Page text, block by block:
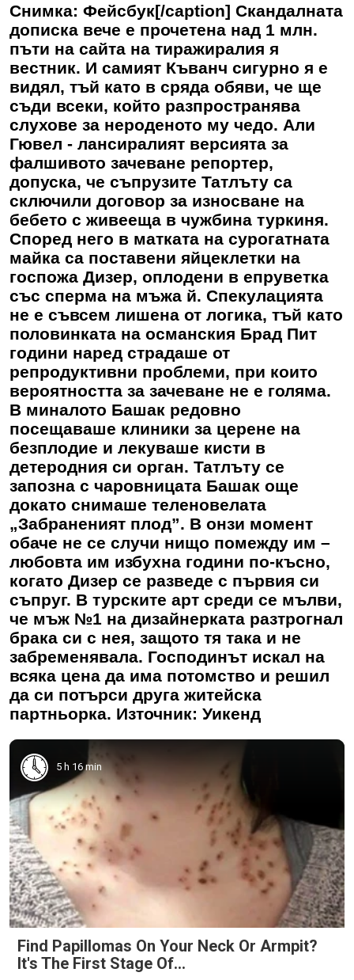
Снимка: Фейсбук[/caption] Скандалната
дописка вече е прочетена над 1 млн.
пъти на сайта на тиражиралия я
вестник. И самият Къванч сигурно я е
видял, тъй като в сряда обяви, че ще
съди всеки, който разпространява
слухове за нероденото му чедо. Али
Гювел - лансиралият версията за
фалшивото зачеване репортер,
допуска, че съпрузите Татлъту са
сключили договор за износване на
бебето с живееща в чужбина туркиня.
Според него в матката на сурогатната
майка са поставени яйцеклетки на
госпожа Дизер, оплодени в епруветка
със сперма на мъжа й. Спекулацията
не е съвсем лишена от логика, тъй като
половинката на османския Брад Пит
години наред страдаше от
репродуктивни проблеми, при които
вероятността за зачеване не е голяма.
В миналото Башак редовно
посещаваше клиники за церене на
безплодие и лекуваше кисти в
детеродния си орган. Татлъту се
запозна с чаровницата Башак още
докато снимаше теленовелата
„Забраненият плод”. В онзи момент
обаче не се случи нищо помежду им –
любовта им избухна години по-късно,
когато Дизер се разведе с първия си
съпруг. В турските арт среди се мълви,
че мъж №1 на дизайнерката разтрогнал
брака си с нея, защото тя така и не
забременявала. Господинът искал на
всяка цена да има потомство и решил
да си потърси друга житейска
партньорка. Източник: Уикенд
5 h 16 min
Find Papillomas On Your Neck Or Armpit?
It's The First Stage Of...